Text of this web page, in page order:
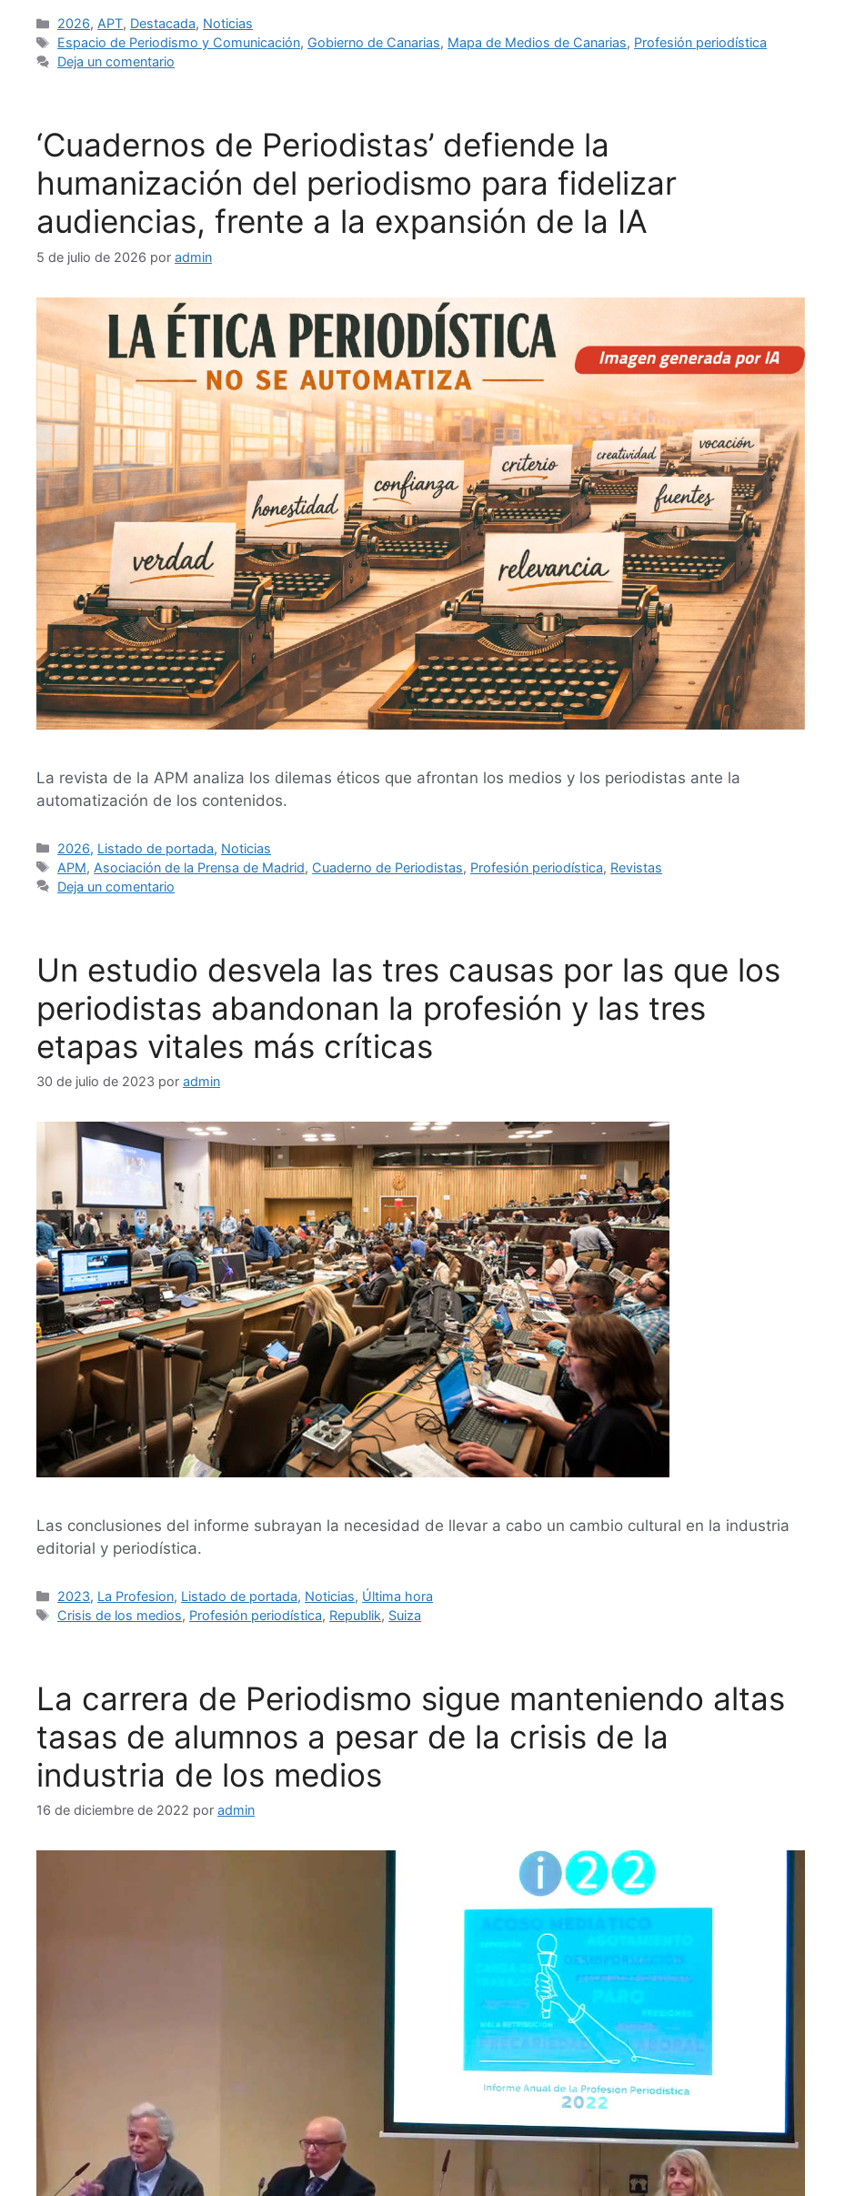
2026, APT, Destacada, Noticias
Espacio de Periodismo y Comunicación, Gobierno de Canarias, Mapa de Medios de Canarias, Profesión periodística
Deja un comentario
‘Cuadernos de Periodistas’ defiende la
humanización del periodismo para fidelizar
audiencias, frente a la expansión de la IA
5 de julio de 2026 por admin
La revista de la APM analiza los dilemas éticos que afrontan los medios y los periodistas ante la
automatización de los contenidos.
2026, Listado de portada, Noticias
APM, Asociación de la Prensa de Madrid, Cuaderno de Periodistas, Profesión periodística, Revistas
Deja un comentario
Un estudio desvela las tres causas por las que los
periodistas abandonan la profesión y las tres
etapas vitales más críticas
30 de julio de 2023 por admin
Las conclusiones del informe subrayan la necesidad de llevar a cabo un cambio cultural en la industria
editorial y periodística.
2023, La Profesion, Listado de portada, Noticias, Última hora
Crisis de los medios, Profesión periodística, Republik, Suiza
La carrera de Periodismo sigue manteniendo altas
tasas de alumnos a pesar de la crisis de la
industria de los medios
16 de diciembre de 2022 por admin